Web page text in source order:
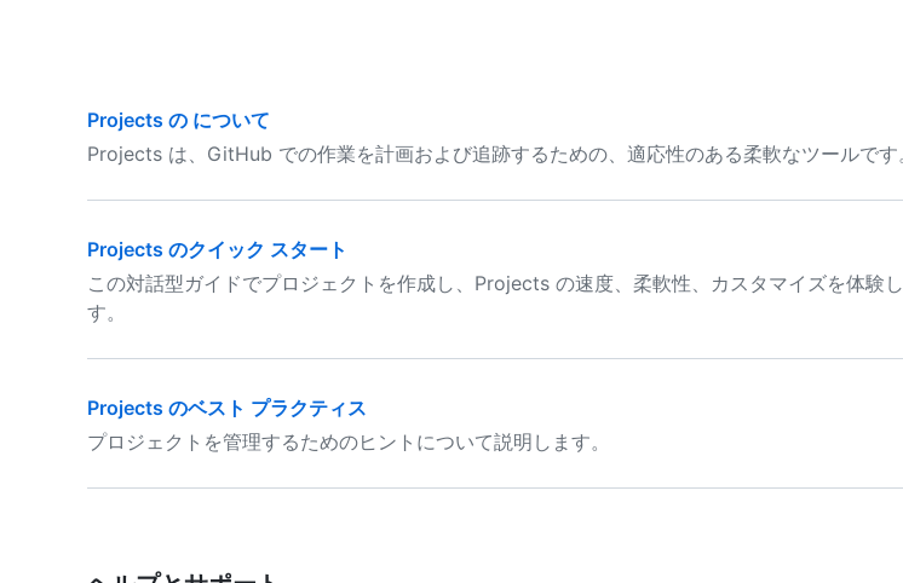
Projects の について
Projects は、GitHub での作業を計画および追跡するための、適応性のある柔軟なツールです
Projects のクイック スタート
この対話型ガイドでプロジェクトを作成し、Projects の速度、柔軟性、カスタマイズを体験
す。
Projects のベスト プラクティス
プロジェクトを管理するためのヒントについて説明します。